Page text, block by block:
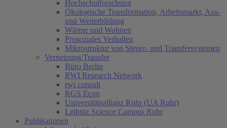
Hochschulforschung
Ökologische Transformation, Arbeitsmarkt, Aus-
und Weiterbildung
Wärme und Wohnen
Prosoziales Verhalten
Mikrostruktur von Steuer- und Transfersystemen
Vernetzung/Transfer
Büro Berlin
RWI Research Network
rwi consult
RGS Econ
Universitätsallianz Ruhr (UA Ruhr)
Leibniz Science Campus Ruhr
Publikationen